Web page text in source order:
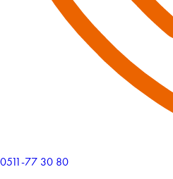
0511-77 30 80